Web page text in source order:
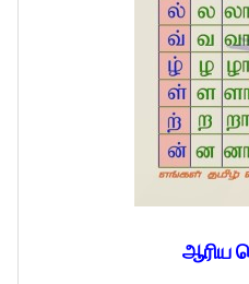
ஆரிய